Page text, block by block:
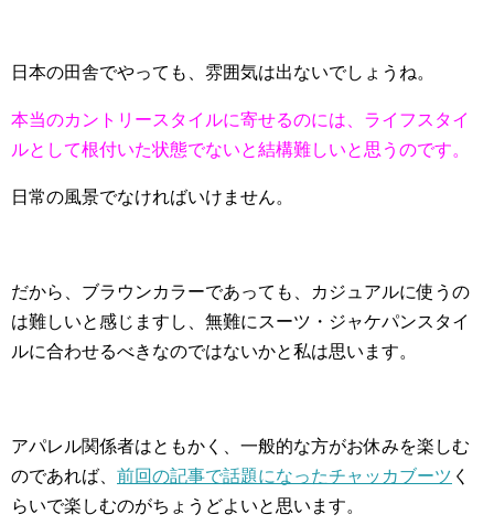
日本の田舎でやっても、雰囲気は出ないでしょうね。
本当のカントリースタイルに寄せるのには、ライフスタイ
ルとして根付いた状態でないと結構難しいと思うのです。
日常の風景でなければいけません。
だから、ブラウンカラーであっても、カジュアルに使うの
は難しいと感じますし、無難にスーツ・ジャケパンスタイ
ルに合わせるべきなのではないかと私は思います。
アパレル関係者はともかく、一般的な方がお休みを楽しむ
のであれば、 前回の記事で話題になったチャッカブーツ く
らいで楽しむのがちょうどよいと思います。